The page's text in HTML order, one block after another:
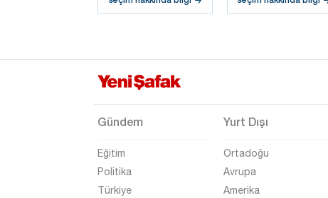
Gündem
Eğitim
Politika
Türkiye
Yurt Dışı
Ortadoğu
Avrupa
Amerika